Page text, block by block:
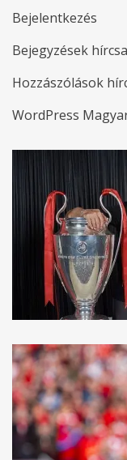
Bejelentkezés
Bejegyzések
Hozzászólások
WordPress